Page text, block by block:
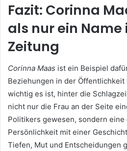
Fazit: Corinna
als nur ein Name
Zeitung
Corinna Maas ist ein Beispiel
Beziehungen in der
wichtig es ist, hinter die
nicht nur die Frau an der Seite
Politikers gewesen, sondern eine
Persönlichkeit mit einer
Tiefen, Mut und Entscheidungen